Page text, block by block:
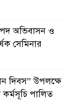
অভিবাসন ও
সেমিনার
দিবস” উপলক্ষে
কর্মসূচি পালিত